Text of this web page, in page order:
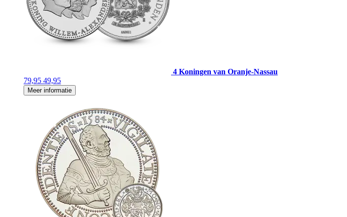
4 Koningen van Oranje-Nassau
79,95 49,95
Meer informatie